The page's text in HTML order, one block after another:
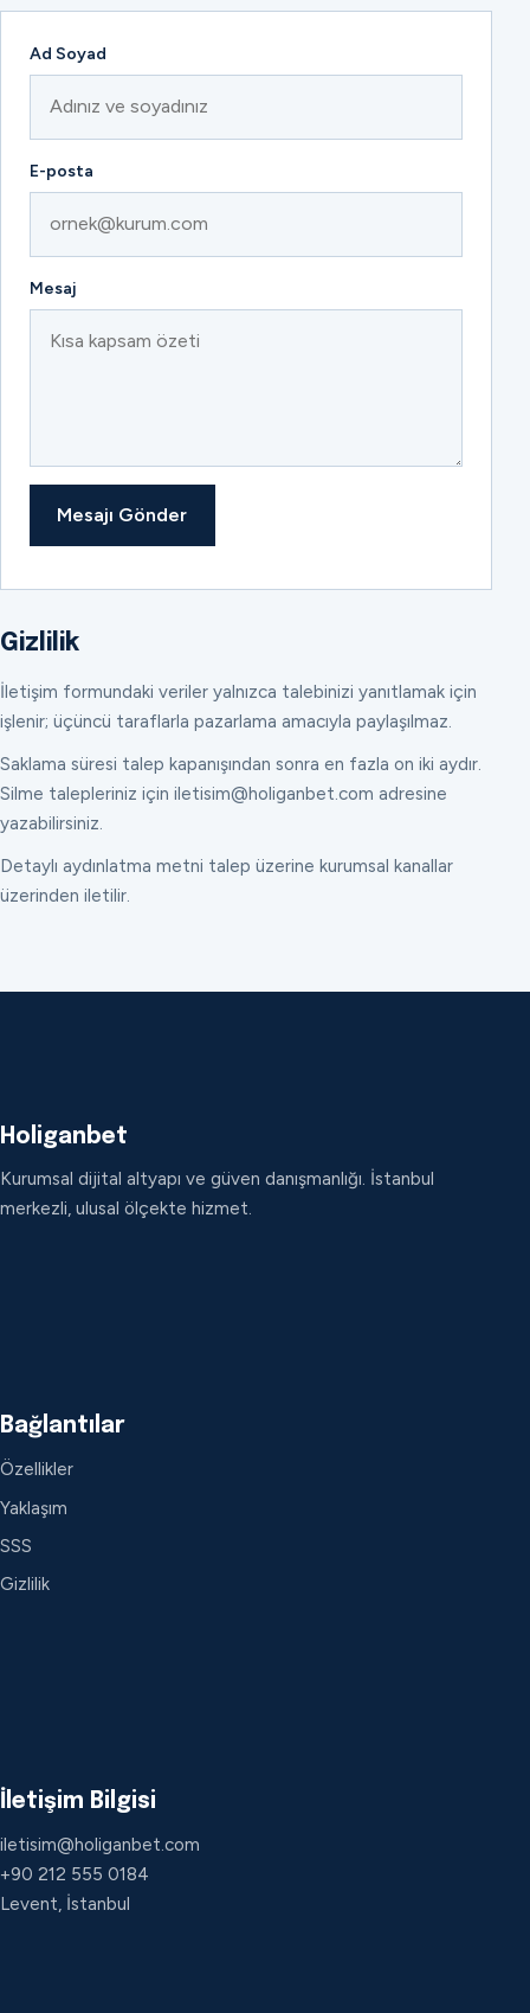
Ad Soyad
E-posta
Mesaj
Mesajı Gönder
Gizlilik
İletişim formundaki veriler yalnızca talebinizi yanıtlamak için
işlenir; üçüncü taraflarla pazarlama amacıyla paylaşılmaz.
Saklama süresi talep kapanışından sonra en fazla on iki aydır.
Silme talepleriniz için iletisim@holiganbet.com adresine
yazabilirsiniz.
Detaylı aydınlatma metni talep üzerine kurumsal kanallar
üzerinden iletilir.
Holiganbet
Kurumsal dijital altyapı ve güven danışmanlığı. İstanbul
merkezli, ulusal ölçekte hizmet.
Bağlantılar
Özellikler
Yaklaşım
SSS
Gizlilik
İletişim Bilgisi
iletisim@holiganbet.com
+90 212 555 0184
Levent, İstanbul